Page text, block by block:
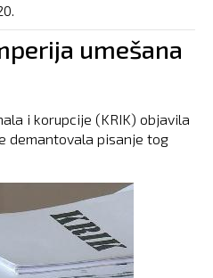
umešana
i korupcije (KRIK) objavila
demantovala pisanje tog